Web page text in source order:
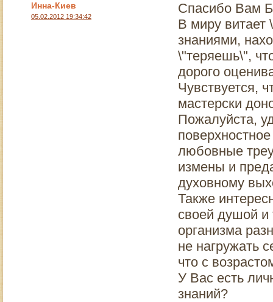
Инна-Киев
05.02.2012 19:34:42
Спасибо Вам
В миру витает
знаниями,
\"теряешь\",
дорого
Чувствуется,
мастерски
Пожалуйста,
любовные
измены и
духовному
Также
своей душой и
организма
не нагружать
что с
У Вас есть
знаний?